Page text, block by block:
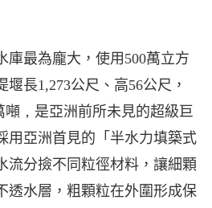
庫最為龐大，使用 500萬立方
堰長1,273公尺 、高56公尺 ，
噸 ， 是亞洲前所未見的超級巨
用亞洲首見的「半水力填築式
流分撿不同粒徑材料，讓細顆
透水層，粗顆粒在外圍形成保